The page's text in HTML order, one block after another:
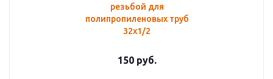
резьбой для
полипропиленовых труб
32х1/2
150руб.